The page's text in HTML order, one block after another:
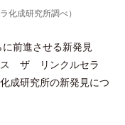
化成研究所調べ）
前進させる新発見
ス ザ リンクルセラ
成研究所の新発見につ